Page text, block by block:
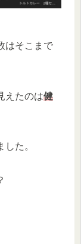
はそこまで
えたのは健
た。